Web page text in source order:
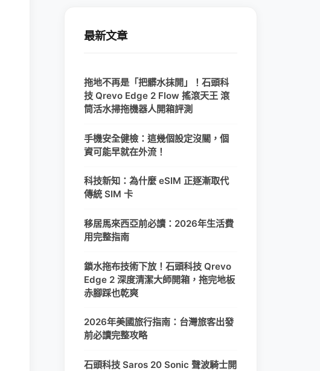
最新文章
拖地不再是「把髒水抹開」！石頭科
技 Qrevo Edge 2 Flow 搖滾天王 滾
筒活水掃拖機器人開箱評測
手機安全健檢：這幾個設定沒關，個
資可能早就在外流！
科技新知：為什麼 eSIM 正逐漸取代
傳統 SIM 卡
移居馬來西亞前必讀：2026年生活費
用完整指南
鎖水拖布技術下放！石頭科技 Qrevo
Edge 2 深度清潔大師開箱，拖完地板
赤腳踩也乾爽
2026年美國旅行指南：台灣旅客出發
前必讀完整攻略
石頭科技 Saros 20 Sonic 聲波騎士開